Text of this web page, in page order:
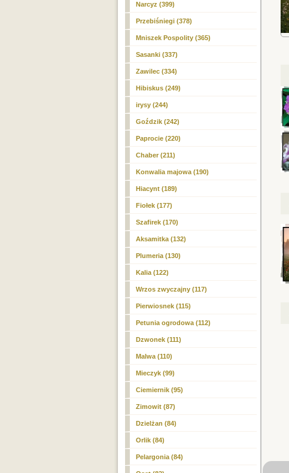
Narcyz (399)
Przebiśniegi (378)
Mniszek Pospolity (365)
Sasanki (337)
Zawilec (334)
Hibiskus (249)
irysy (244)
Goździk (242)
Paprocie (220)
Chaber (211)
Konwalia majowa (190)
Hiacynt (189)
Fiołek (177)
Szafirek (170)
Aksamitka (132)
Plumeria (130)
Kalia (122)
Wrzos zwyczajny (117)
Pierwiosnek (115)
Petunia ogrodowa (112)
Dzwonek (111)
Malwa (110)
Mieczyk (99)
Ciemiernik (95)
Zimowit (87)
Dzielżan (84)
Orlik (84)
Pelargonia (84)